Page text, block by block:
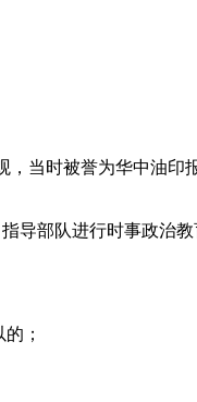
当时被誉为华中油印
导部队进行时事政治
；